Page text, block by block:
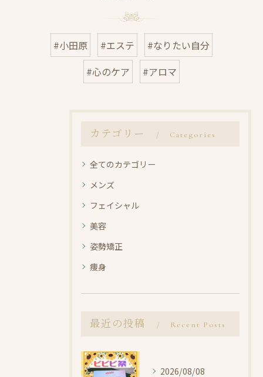
#小田原 #エステ
#なりたい自分
#心のケア
#アロマ
カテゴリー Categories
全てのカテゴリー
メンズ
フェイシャル
美容
姿勢矯正
痩身
最近の投稿 Recent Posts
2026/08/08